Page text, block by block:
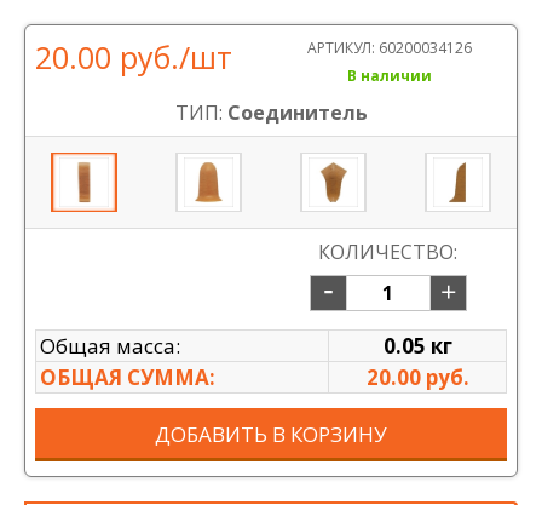
20.00 руб./шт АРТИКУЛ: 60200034126
В наличии
ТИП: Соединитель
КОЛИЧЕСТВО:
Общая масса:
0.05 кг
ОБЩАЯ СУММА:
20.00 руб.
ДОБАВИТЬ В КОРЗИНУ